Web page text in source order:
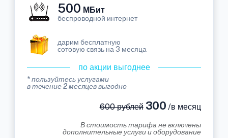
500 МБит
беспроводной интернет
дарим бесплатную
сотовую связь на 3 месяца
по акции выгоднее
* пользуйтесь услугами
в течение 2 месяцев выгодно
600 рублей300 /в месяц
В стоимость тарифа не включены
дополнительные услуги и оборудование